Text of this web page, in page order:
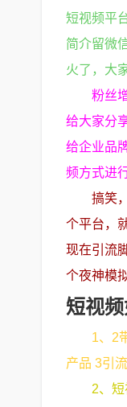
短视频平
简介留微
火了，大
粉丝
给大家分
给企业品
频方式进
搞笑
个平台，
现在引流
个夜神模
短视
1、2
产品 3引
2、